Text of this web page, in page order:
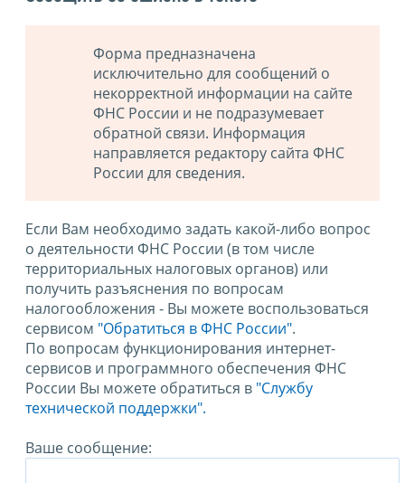
Форма предназначена
исключительно для сообщений о
некорректной информации на сайте
ФНС России и не подразумевает
обратной связи. Информация
направляется редактору сайта ФНС
России для сведения.
Если Вам необходимо задать какой-либо вопрос
о деятельности ФНС России (в том числе
территориальных налоговых органов) или
получить разъяснения по вопросам
налогообложения - Вы можете воспользоваться
сервисом "Обратиться в ФНС России".
По вопросам функционирования интернет-
сервисов и программного обеспечения ФНС
России Вы можете обратиться в "Службу
технической поддержки".
Ваше сообщение: